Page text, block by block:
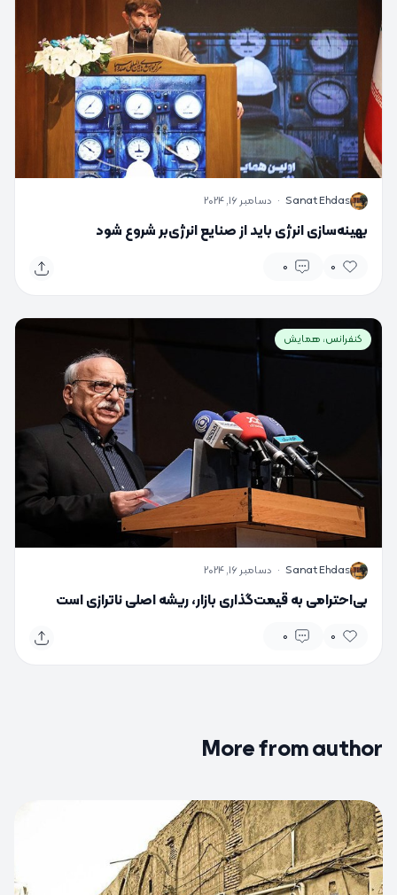
S
Sanat Ehdas
· دسامبر 16, 2024
بهینه‌سازی انرژی باید از صنایع انرژی‌بر شروع شود
0
0
کنفرانس، همایش
S
Sanat Ehdas
· دسامبر 16, 2024
بی‌احترامی به قیمت‌گذاری بازار، ریشه اصلی ناترازی است
0
0
More from author
0